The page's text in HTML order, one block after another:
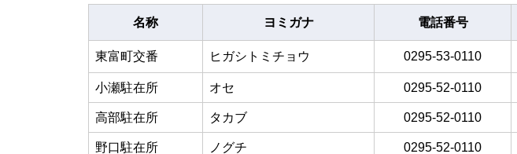
名称 ヨミガナ 電話番号
東富町交番 ヒガシトミチョウ 0295-53-0110
小瀬駐在所 オセ 0295-52-0110
高部駐在所 タカブ 0295-52-0110
野口駐在所 ノグチ 0295-52-0110